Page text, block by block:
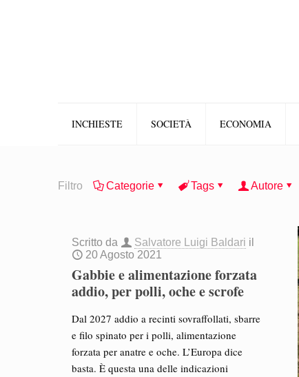
INCHIESTE SOCIETÀ ECONOMIA
Filtro Categorie Tags Autore
Scritto da Salvatore Luigi Baldari il
20 Agosto 2021
Gabbie e alimentazione forzata
addio, per polli, oche e scrofe
Dal 2027 addio a recinti sovraffollati, sbarre
e filo spinato per i polli, alimentazione
forzata per anatre e oche. L’Europa dice
basta. È questa una delle indicazioni